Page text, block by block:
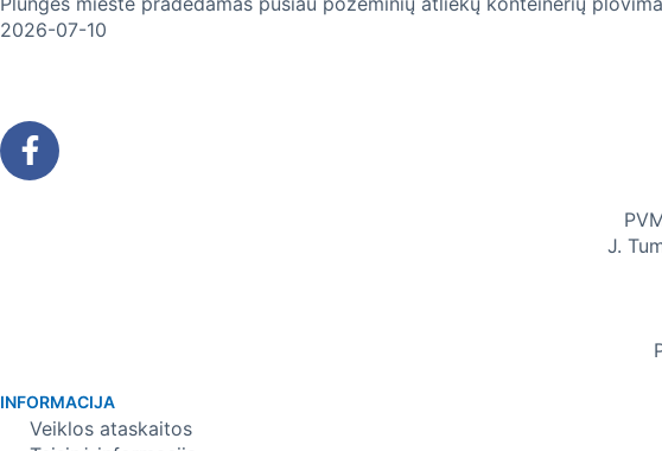
2026-07-10
J.
INFORMACIJA
Veiklos ataskaitos